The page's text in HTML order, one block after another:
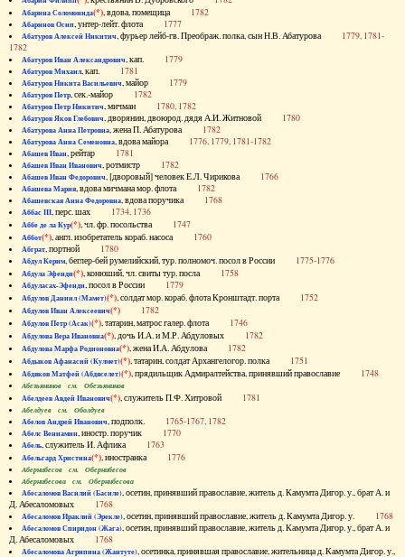
Абарина Соломонида(*), вдова, помещица 1782
Абаринов Осип, унтер-лейт. флота 1777
Абатуров Алексей Никитич, фурьер лейб-гв. Преображ. полка, сын Н.В. Абатурова 1779, 1781-
1782
Абатуров Иван Александрович, кап. 1779
Абатуров Михаил, кап. 1781
Абатуров Никита Васильевич, майор 1779
Абатуров Петр, сек.-майор 1782
Абатуров Петр Никитич, мичман 1780, 1782
Абатуров Яков Глебович, дворянин, двоюрод. дядя А.И. Житновой 1780
Абатурова Анна Петровна, жена П. Абатурова 1782
Абатурова Анна Семеновна, вдова майора 1776, 1779, 1781-1782
Абашев Иван, рейтар 1781
Абашев Иван Иванович, ротмистр 1782
Абашев Иван Федорович, [дворовый] человек Е.Л. Чирикова 1766
Абашева Мария, вдова мичмана мор. флота 1782
Абашевская Анна Федоровна, вдова поручика 1768
Аббас III, перс. шах 1734, 1736
Аббе де ла Кур(*), чл. фр. посольства 1747
Аббот(*), англ. изобретатель кораб. насоса 1760
Абграт, портной 1780
Абдул Керим, беглер-бей румелийский, тур. полномоч. посол в России 1775-1776
Абдула Эфенди(*), конюший, чл. свиты тур. посла 1758
Абдуласах-Эфенди, посол в России 1779
Абдулов Даниил (Мамет)(*), солдат мор. кораб. флота Кронштадт. порта 1752
Абдулов Иван Алексеевич(*) 1782
Абдулов Петр (Асак)(*), татарин, матрос галер. флота 1746
Абдулова Вера Ивановна(*), дочь И.А. и М.Р. Абдуловых 1782
Абдулова Марфа Родионовна(*), жена И.А. Абдулова 1782
Абдыков Афанасий (Кулмет)(*), татарин, солдат Архангелогор. полка 1751
Абдяков Матфей (Абдяселет)(*), прядильщик Адмиралтейства, принявший православие 1748
Абезьянинов см. Обезьянинов
Абелдеев Авдей Иванович(*), служитель П.Ф. Хитровой 1781
Абелдуев см. Оболдуев
Абелов Андрей Иванович, подполк. 1765-1767, 1782
Абелс Вениамин, иностр. поручик 1770
Абель, служитель И. Афлика 1763
Абельгард Христина(*), иностранка 1776
Абернибесов см. Обернибесов
Абернибесова см. Обернибесова
Абесаломов Василий (Басиле), осетин, принявший православие, житель д. Камумта Дигор. у., брат А. и
Д. Абесаломовых 1768
Абесаломов Ираклий (Эрекле), осетин, принявший православие, житель д. Камумта Дигор. у. 1768
Абесаломов Спиридон (Жага), осетин, принявший православие, житель д. Камумта Дигор. у., брат А. и
Д. Абесаломовых 1768
Абесаломова Агрипина (Жантуте), осетинка, принявшая православие, жительница д. Камумта Дигор. у.,